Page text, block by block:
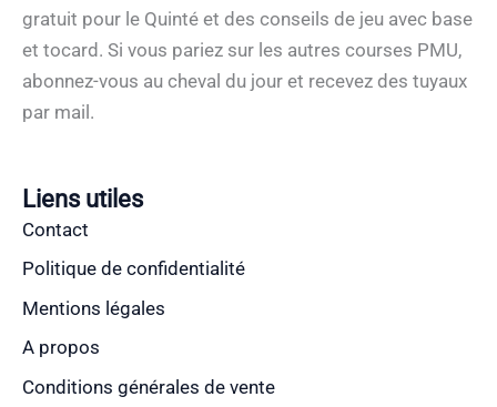
gratuit pour le Quinté et des conseils de jeu avec base
et tocard. Si vous pariez sur les autres courses PMU,
abonnez-vous au cheval du jour et recevez des tuyaux
par mail.
Liens utiles
Contact
Politique de confidentialité
Mentions légales
A propos
Conditions générales de vente